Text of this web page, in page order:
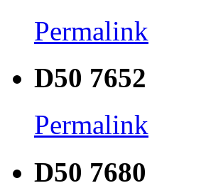
Permalink
D50 7652
Permalink
D50 7680